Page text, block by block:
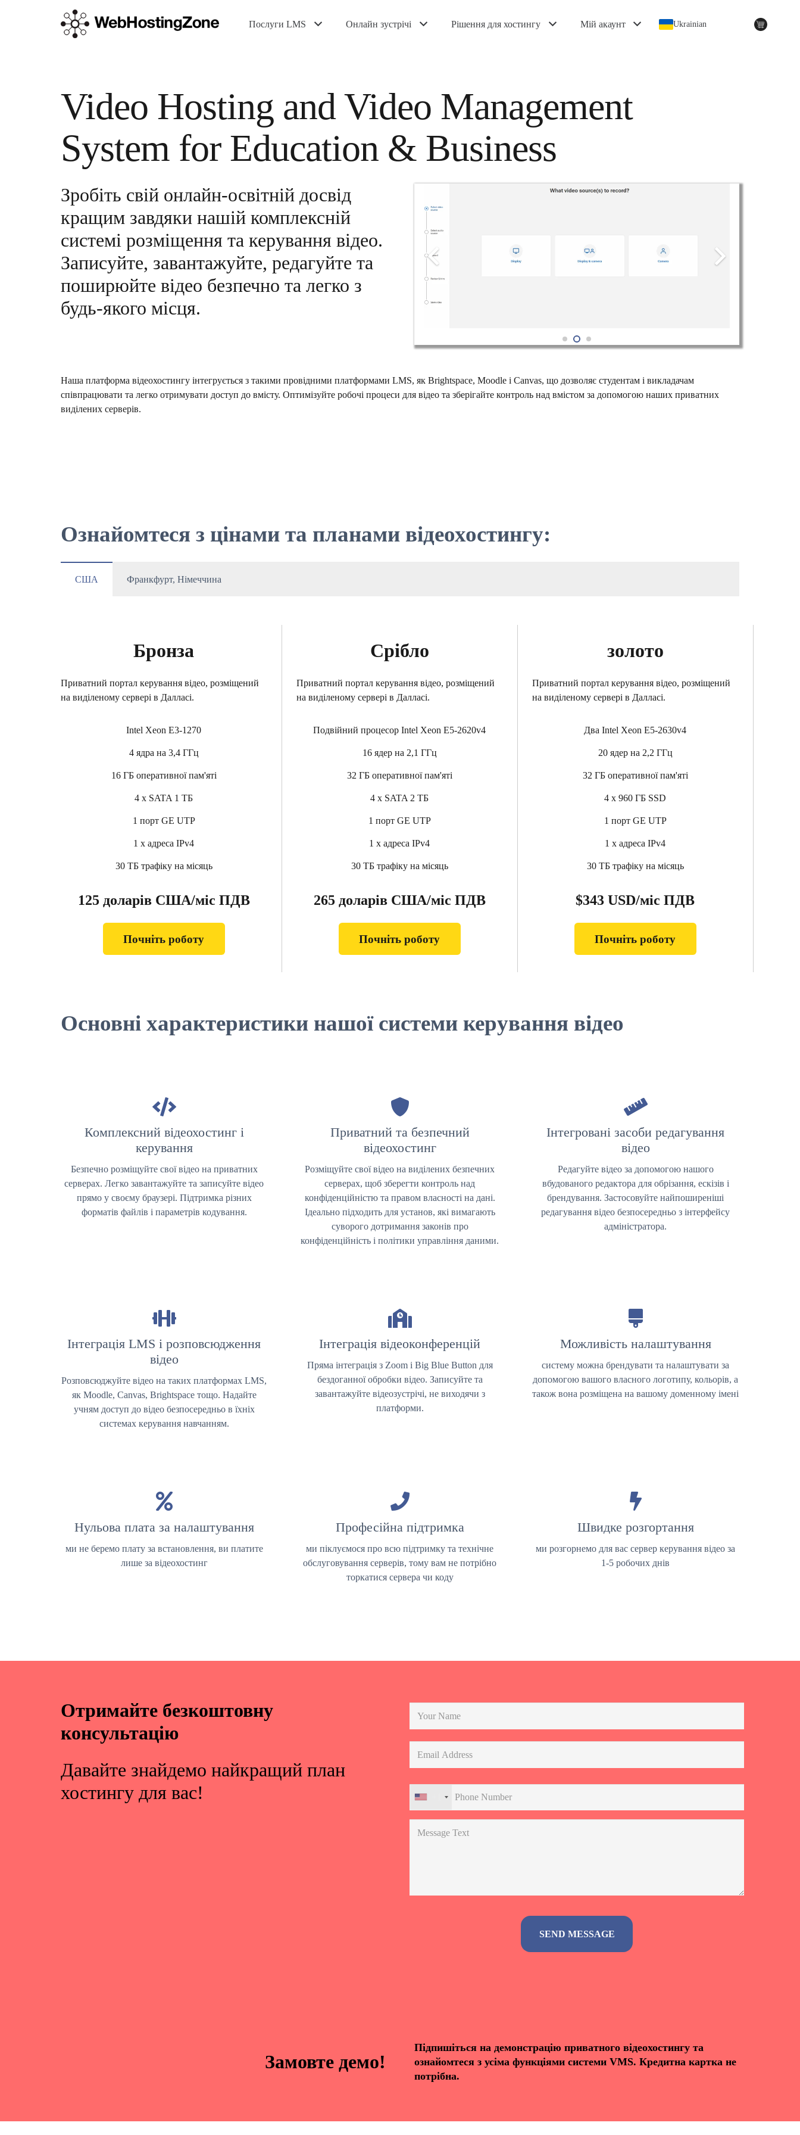
Послуги LMS Онлайн зустрічі Рішення для хостингу Мій акаунт Ukrainian
Video Hosting and Video Management
System for Education & Business
Зробіть свій онлайн-освітній досвід
кращим завдяки нашій комплексній
системі розміщення та керування відео.
Записуйте, завантажуйте, редагуйте та
поширюйте відео безпечно та легко з
будь-якого місця.
Наша платформа відеохостингу інтегрується з такими провідними платформами LMS, як Brightspace, Moodle і Canvas, що дозволяє студентам і викладачам
співпрацювати та легко отримувати доступ до вмісту. Оптимізуйте робочі процеси для відео та зберігайте контроль над вмістом за допомогою наших приватних
виділених серверів.
Ознайомтеся з цінами та планами відеохостингу:
США Франкфурт, Німеччина
Бронза
Приватний портал керування відео, розміщений
на виділеному сервері в Далласі.
Intel Xeon E3-1270
4 ядра на 3,4 ГГц
16 ГБ оперативної пам'яті
4 x SATA 1 ТБ
1 порт GE UTP
1 x адреса IPv4
30 ТБ трафіку на місяць
125 доларів США/міс ПДВ
Почніть роботу
Срібло
Приватний портал керування відео, розміщений
на виділеному сервері в Далласі.
Подвійний процесор Intel Xeon E5-2620v4
16 ядер на 2,1 ГГц
32 ГБ оперативної пам'яті
4 x SATA 2 ТБ
1 порт GE UTP
1 x адреса IPv4
30 ТБ трафіку на місяць
265 доларів США/міс ПДВ
Почніть роботу
золото
Приватний портал керування відео, розміщений
на виділеному сервері в Далласі.
Два Intel Xeon E5-2630v4
20 ядер на 2,2 ГГц
32 ГБ оперативної пам'яті
4 x 960 ГБ SSD
1 порт GE UTP
1 x адреса IPv4
30 ТБ трафіку на місяць
$343 USD/міс ПДВ
Почніть роботу
Основні характеристики нашої системи керування відео
Комплексний відеохостинг і
керування
Безпечно розміщуйте свої відео на приватних
серверах. Легко завантажуйте та записуйте відео
прямо у своєму браузері. Підтримка різних
форматів файлів і параметрів кодування.
Приватний та безпечний
відеохостинг
Розміщуйте свої відео на виділених безпечних
серверах, щоб зберегти контроль над
конфіденційністю та правом власності на дані.
Ідеально підходить для установ, які вимагають
суворого дотримання законів про
конфіденційність і політики управління даними.
Інтегровані засоби редагування
відео
Редагуйте відео за допомогою нашого
вбудованого редактора для обрізання, ескізів і
брендування. Застосовуйте найпоширеніші
редагування відео безпосередньо з інтерфейсу
адміністратора.
Інтеграція LMS і розповсюдження
відео
Розповсюджуйте відео на таких платформах LMS,
як Moodle, Canvas, Brightspace тощо. Надайте
учням доступ до відео безпосередньо в їхніх
системах керування навчанням.
Інтеграція відеоконференцій
Пряма інтеграція з Zoom і Big Blue Button для
бездоганної обробки відео. Записуйте та
завантажуйте відеозустрічі, не виходячи з
платформи.
Можливість налаштування
систему можна брендувати та налаштувати за
допомогою вашого власного логотипу, кольорів, а
також вона розміщена на вашому доменному імені
Нульова плата за налаштування
ми не беремо плату за встановлення, ви платите
лише за відеохостинг
Професійна підтримка
ми піклуємося про всю підтримку та технічне
обслуговування серверів, тому вам не потрібно
торкатися сервера чи коду
Швидке розгортання
ми розгорнемо для вас сервер керування відео за
1-5 робочих днів
Отримайте безкоштовну
консультацію
Давайте знайдемо найкращий план
хостингу для вас!
Замовте демо!
Підпишіться на демонстрацію приватного відеохостингу та
ознайомтеся з усіма функціями системи VMS. Кредитна картка не
потрібна.